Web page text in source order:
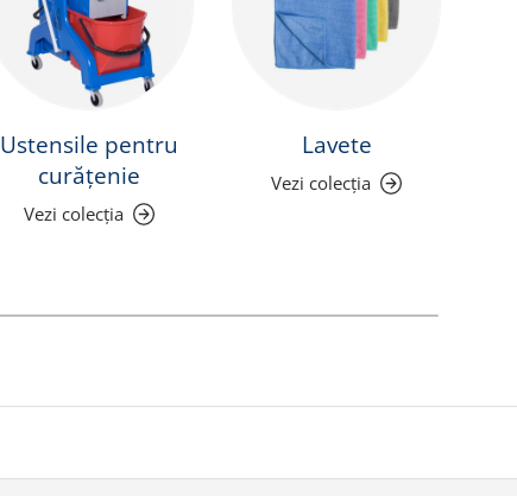
Ustensile pentru
curățenie
Vezi colecția
Lavete
Vezi colecția